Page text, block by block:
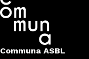
Communa ASBL